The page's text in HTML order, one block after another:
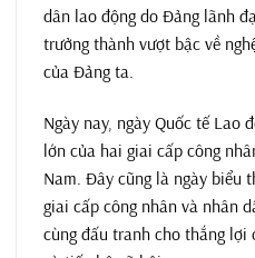
dân lao động do Đảng lãnh
trưởng thành vượt bậc về
của Đảng ta.
Ngày nay, ngày Quốc tế Lao
lớn của hai giai cấp công
Nam. Đây cũng là ngày biểu
giai cấp công nhân và nhân
cùng đấu tranh cho thắng